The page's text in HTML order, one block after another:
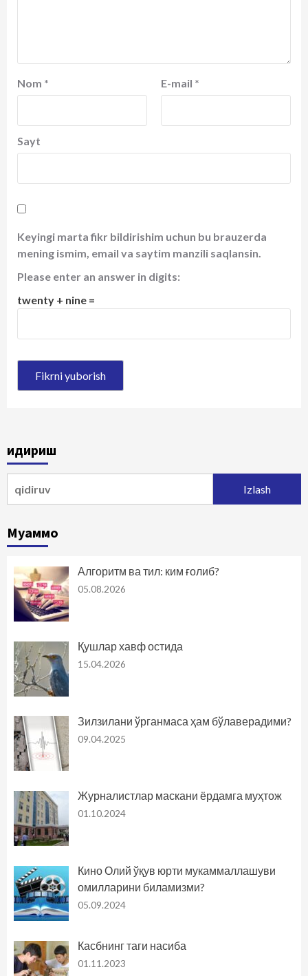
Nom * E-mail *
Sayt
Keyingi marta fikr bildirishim uchun bu brauzerda
mening ismim, email va saytim manzili saqlansin.
Please enter an answer in digits:
twenty + nine =
Қидириш
Муаммо
Алгоритм ва тил: ким ғолиб?
05.08.2026
Қушлар хавф остида
15.04.2026
Зилзилани ўрганмаса ҳам бўлаверадими?
09.04.2025
Журналистлар маскани ёрдамга муҳтож
01.10.2024
Кино Олий ўқув юрти мукаммаллашуви
омилларини биламизми?
05.09.2024
Касбнинг таги насиба
01.11.2023